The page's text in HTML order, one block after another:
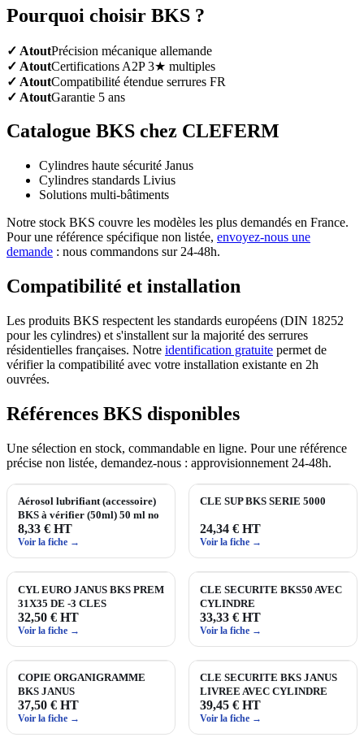
Pourquoi choisir BKS ?
✓ AtoutPrécision mécanique allemande
✓ AtoutCertifications A2P 3★ multiples
✓ AtoutCompatibilité étendue serrures FR
✓ AtoutGarantie 5 ans
Catalogue BKS chez CLEFERM
Cylindres haute sécurité Janus
Cylindres standards Livius
Solutions multi-bâtiments
Notre stock BKS couvre les modèles les plus demandés en France.
Pour une référence spécifique non listée, envoyez-nous une
demande : nous commandons sur 24-48h.
Compatibilité et installation
Les produits BKS respectent les standards européens (DIN 18252
pour les cylindres) et s'installent sur la majorité des serrures
résidentielles françaises. Notre identification gratuite permet de
vérifier la compatibilité avec votre installation existante en 2h
ouvrées.
Références BKS disponibles
Une sélection en stock, commandable en ligne. Pour une référence
précise non listée, demandez‑nous : approvisionnement 24‑48h.
Aérosol lubrifiant (accessoire)
BKS à vérifier (50ml) 50 ml no
8,33 € HT
Voir la fiche →
CLE SUP BKS SERIE 5000
24,34 € HT
Voir la fiche →
CYL EURO JANUS BKS PREM
31X35 DE -3 CLES
32,50 € HT
Voir la fiche →
CLE SECURITE BKS50 AVEC
CYLINDRE
33,33 € HT
Voir la fiche →
COPIE ORGANIGRAMME
BKS JANUS
37,50 € HT
Voir la fiche →
CLE SECURITE BKS JANUS
LIVREE AVEC CYLINDRE
39,45 € HT
Voir la fiche →